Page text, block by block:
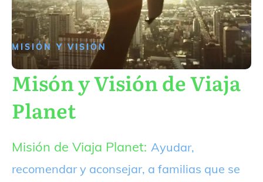
MISIÓN Y VISIÓN
Misón y Visión de Viaja
Planet
Misión de Viaja Planet: Ayudar,
recomendar y aconsejar, a familias que se